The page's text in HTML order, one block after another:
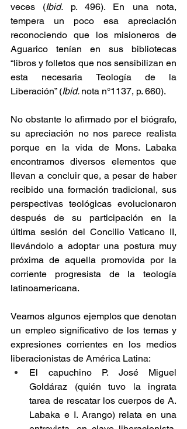
veces (Ibid. p. 496). En una nota,
tempera un poco esa apreciación
reconociendo que los misioneros de
Aguarico tenían en sus bibliotecas
“libros y folletos que nos sensibilizan en
esta necesaria Teología de la
Liberación” (Ibid. nota n°1137, p. 660).
No obstante lo afirmado por el biógrafo,
su apreciación no nos parece realista
porque en la vida de Mons. Labaka
encontramos diversos elementos que
llevan a concluir que, a pesar de haber
recibido una formación tradicional, sus
perspectivas teológicas evolucionaron
después de su participación en la
última sesión del Concilio Vaticano II,
llevándolo a adoptar una postura muy
próxima de aquella promovida por la
corriente progresista de la teología
latinoamericana.
Veamos algunos ejemplos que denotan
un empleo significativo de los temas y
expresiones corrientes en los medios
liberacionistas de América Latina:
El capuchino P. José Miguel
Goldáraz (quién tuvo la ingrata
tarea de rescatar los cuerpos de A.
Labaka e I. Arango) relata en una